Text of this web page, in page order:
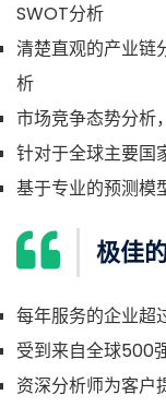
SWOT分析
清楚直观的产业链
析
市场竞争态势分析
针对于全球主要国
基于专业的预测模
极佳
每年服务的企业超
受到来自全球500
资深分析师为客户